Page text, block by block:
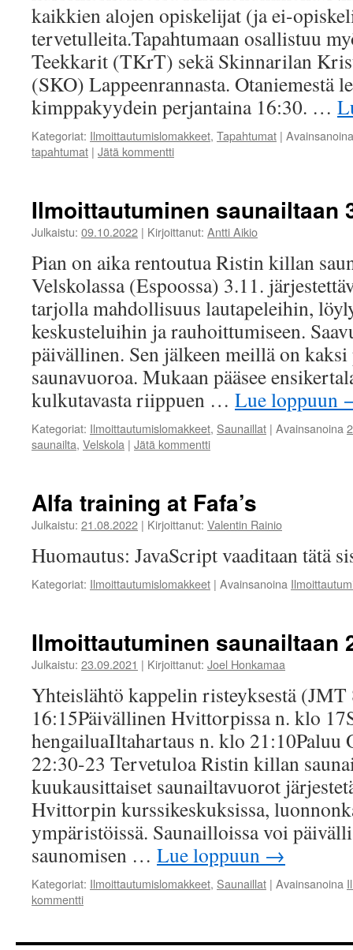
kaikkien alojen opiskelijat (ja ei-
tervetulleita.Tapahtumaan osallistuu
Teekkarit (TKrT) sekä Skinnarilan
(SKO) Lappeenrannasta. Otaniemestä
kimppakyydein perjantaina 16:30. …
Kategoriat: Ilmoittautumislomakkeet, Tapahtumat | Avainsanoina
tapahtumat | Jätä kommentti
Ilmoittautuminen saunailtaan
Julkaistu: 09.10.2022 | Kirjoittanut: Antti Aikio
Pian on aika rentoutua Ristin killan
Velskolassa (Espoossa) 3.11.
tarjolla mahdollisuus lautapeleihin,
keskusteluihin ja rauhoittumiseen.
päivällinen. Sen jälkeen meillä on
saunavuoroa. Mukaan pääsee
kulkutavasta riippuen … Lue loppuun
Kategoriat: Ilmoittautumislomakkeet, Saunaillat | Avainsanoina
saunailta, Velskola | Jätä kommentti
Alfa training at Fafa’s
Julkaistu: 21.08.2022 | Kirjoittanut: Valentin Rainio
Huomautus: JavaScript vaaditaan tätä
Kategoriat: Ilmoittautumislomakkeet | Avainsanoina
Ilmoittautuminen saunailtaan
Julkaistu: 23.09.2021 | Kirjoittanut: Joel Honkamaa
Yhteislähtö kappelin risteyksestä
16:15Päivällinen Hvittorpissa n. klo
hengailuaIltahartaus n. klo 21:10Paluu
22:30-23 Tervetuloa Ristin killan
kuukausittaiset saunailtavuorot
Hvittorpin kurssikeskuksissa,
ympäristöissä. Saunailloissa voi
saunomisen … Lue loppuun →
Kategoriat: Ilmoittautumislomakkeet, Saunaillat | Avainsanoina
kommentti